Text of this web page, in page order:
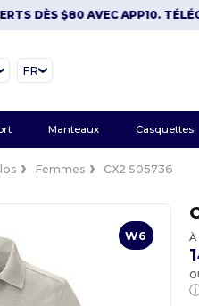
$80 AVEC APP10.
FR
Manteaux Casquettes
Femmes CX2 S05736
W6 À